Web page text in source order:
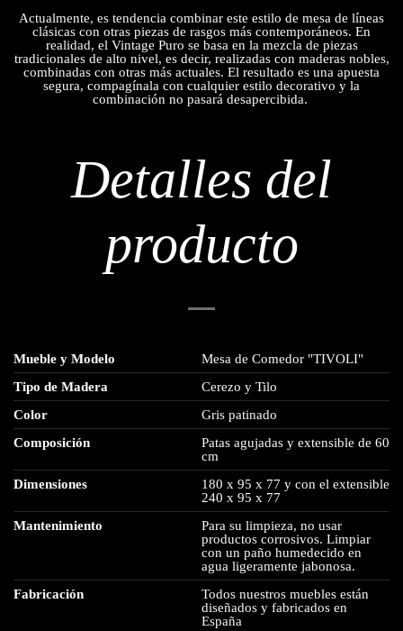
Actualmente, es tendencia combinar este estilo de mesa de líneas
clásicas con otras piezas de rasgos más contemporáneos. En
realidad, el Vintage Puro se basa en la mezcla de piezas
tradicionales de alto nivel, es decir, realizadas con maderas nobles,
combinadas con otras más actuales. El resultado es una apuesta
segura, compagínala con cualquier estilo decorativo y la
combinación no pasará desapercibida.
Detalles del
producto
Mueble y Modelo
Mesa de Comedor "TIVOLI"
Tipo de Madera
Cerezo y Tilo
Color
Gris patinado
Composición
Patas agujadas y extensible de 60
cm
Dimensiones
180 x 95 x 77 y con el extensible
240 x 95 x 77
Mantenimiento
Para su limpieza, no usar
productos corrosivos. Limpiar
con un paño humedecido en
agua ligeramente jabonosa.
Fabricación
Todos nuestros muebles están
diseñados y fabricados en
España